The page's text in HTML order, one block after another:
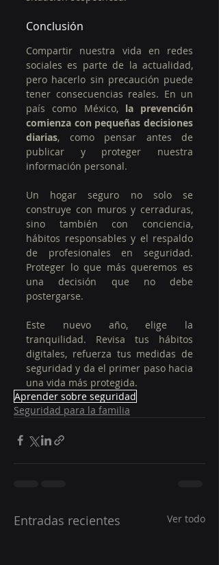
Conclusión
Compartir nuestra vida en redes
sociales es parte de la actualidad,
pero hacerlo sin precaución puede
tener consecuencias reales. En un
país como México, la prevención
comienza con pequeñas decisiones
diarias, como pensar antes de
publicar y proteger nuestra
información personal.
Un hogar seguro no solo se
construye con muros y cerraduras,
sino también con conciencia,
hábitos responsables y el respaldo
de profesionales en seguridad.
Proteger lo que más queremos es
una decisión que no debe
postergarse.
Este nuevo año, elige la
tranquilidad. Revisa tus hábitos
digitales, refuerza tus medidas de
seguridad y da el primer paso hacia
una vida más protegida.
Aprender sobre seguridad
Seguridad para la familia
Entradas recientes Ver todo